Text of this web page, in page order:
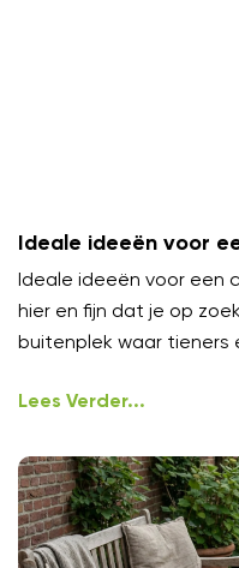
Ideale ideeën voor
Ideale ideeën voor een
hier en fijn dat je op
buitenplek waar tieners
Lees Verder...